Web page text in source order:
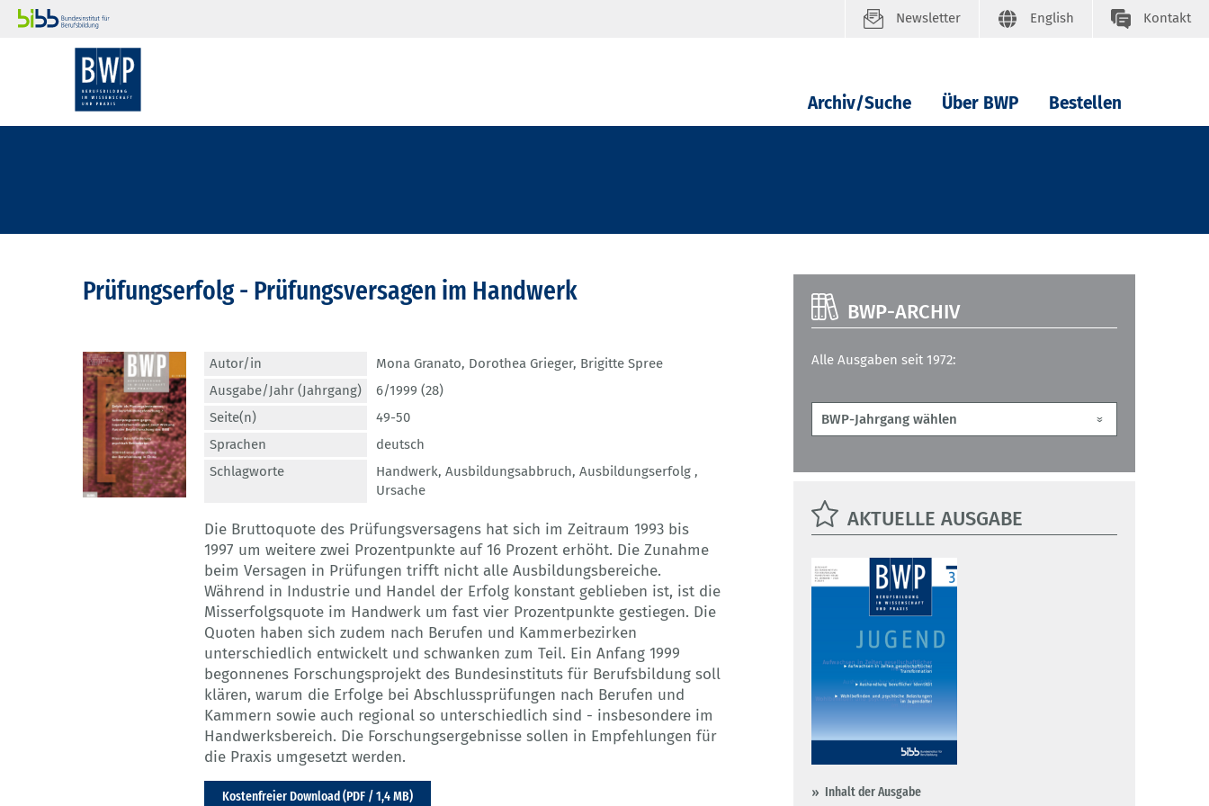
Newsletter English Kontakt
Archiv/Suche Über BWP Bestellen
Prüfungserfolg - Prüfungsversagen im Handwerk
Autor/in Mona Granato, Dorothea Grieger, Brigitte Spree
Ausgabe/Jahr (Jahrgang)
6/1999 (28)
Seite(n)
49-50
Sprachen
deutsch
Schlagworte
Handwerk, Ausbildungsabbruch, Ausbildungserfolg ,
Ursache
Die Bruttoquote des Prüfungsversagens hat sich im Zeitraum 1993 bis
1997 um weitere zwei Prozentpunkte auf 16 Prozent erhöht. Die Zunahme
beim Versagen in Prüfungen trifft nicht alle Ausbildungsbereiche.
Während in Industrie und Handel der Erfolg konstant geblieben ist, ist die
Misserfolgsquote im Handwerk um fast vier Prozentpunkte gestiegen. Die
Quoten haben sich zudem nach Berufen und Kammerbezirken
unterschiedlich entwickelt und schwanken zum Teil. Ein Anfang 1999
begonnenes Forschungsprojekt des Bundesinstituts für Berufsbildung soll
klären, warum die Erfolge bei Abschlussprüfungen nach Berufen und
Kammern sowie auch regional so unterschiedlich sind - insbesondere im
Handwerksbereich. Die Forschungsergebnisse sollen in Empfehlungen für
die Praxis umgesetzt werden.
Kostenfreier Download (PDF / 1,4 MB)
BWP-ARCHIV
Alle Ausgaben seit 1972:
AKTUELLE AUSGABE
Inhalt der Ausgabe